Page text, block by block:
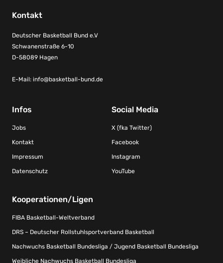
Kontakt
Deutscher Basketball Bund e.V
Schwanenstraße 6-10
D-58089 Hagen
E-Mail: info@basketball-bund.de
Infos
Jobs
Kontakt
Impressum
Datenschutz
Social Media
X (fka Twitter)
Facebook
Instagram
YouTube
Kooperationen/Ligen
FIBA Basketball-Weltverband
DRS – Deutscher Rollstuhlsportverband Basketball
Nachwuchs Basketball Bundesliga / Jugend Basketball Bundesliga
Weibliche Nachwuchs Basketball Bundesliga